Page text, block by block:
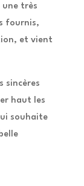
très
fournis,
et vient
sincères
haut les
souhaite